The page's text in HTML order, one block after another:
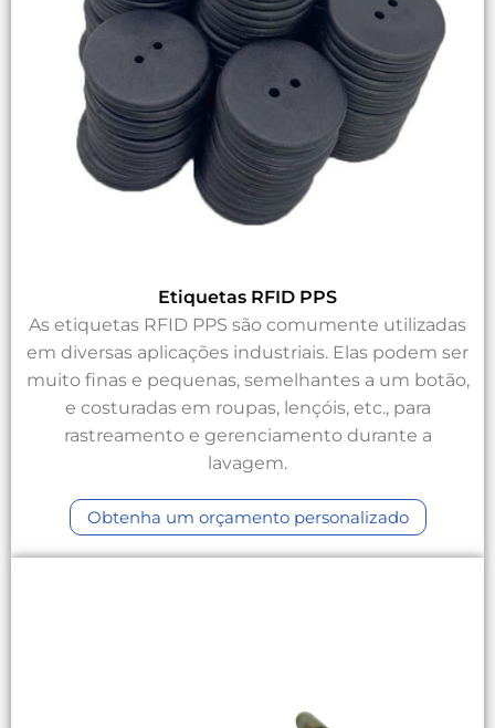
Etiquetas RFID PPS
As etiquetas RFID PPS são comumente utilizadas
em diversas aplicações industriais. Elas podem ser
muito finas e pequenas, semelhantes a um botão,
e costuradas em roupas, lençóis, etc., para
rastreamento e gerenciamento durante a
lavagem.
Obtenha um orçamento personalizado